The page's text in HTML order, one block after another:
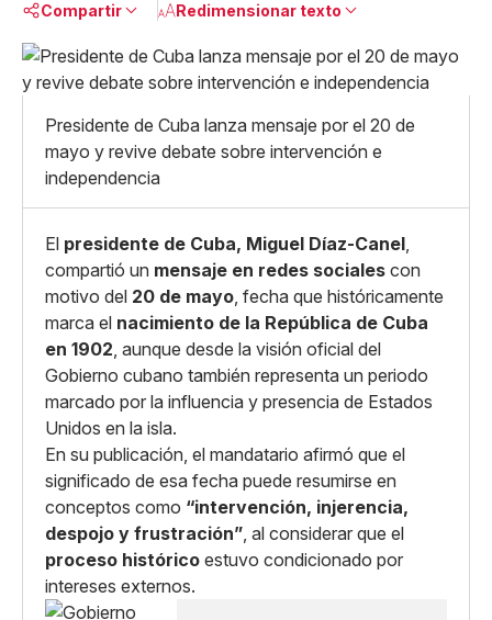
Compartir
Linkedin
X
Whatsapp
Copiar enlace
Redimensionar texto
Pequeño
Mediano
Grande
Presidente de Cuba lanza mensaje por el 20 de
mayo y revive debate sobre intervención e
independencia
El presidente de Cuba, Miguel Díaz-Canel,
compartió un mensaje en redes sociales con
motivo del 20 de mayo, fecha que históricamente
marca el nacimiento de la República de Cuba
en 1902, aunque desde la visión oficial del
Gobierno cubano también representa un periodo
marcado por la influencia y presencia de Estados
Unidos en la isla.
En su publicación, el mandatario afirmó que el
significado de esa fecha puede resumirse en
conceptos como “intervención, injerencia,
despojo y frustración”, al considerar que el
proceso histórico estuvo condicionado por
intereses externos.